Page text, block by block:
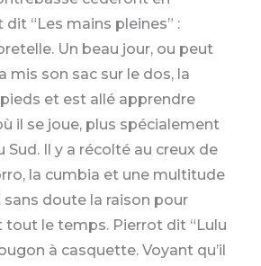
“Les mains pleines” :
Un beau jour, ou peut
mis son sac sur le dos, la
et est allé apprendre
il se joue, plus spécialement
Sud. Il y a récolté au creux de
la cumbia et une multitude
sans doute la raison pour
tout le temps. Pierrot dit “Lulu
à casquette. Voyant qu’il